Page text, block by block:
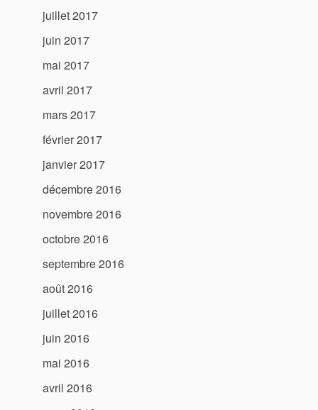
juillet 2017
juin 2017
mai 2017
avril 2017
mars 2017
février 2017
janvier 2017
décembre 2016
novembre 2016
octobre 2016
septembre 2016
août 2016
juillet 2016
juin 2016
mai 2016
avril 2016